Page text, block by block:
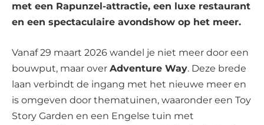
met een Rapunzel-attractie, een luxe restaurant
en een spectaculaire avondshow op het meer.
Vanaf 29 maart 2026 wandel je niet meer door een
bouwput, maar over Adventure Way. Deze brede
laan verbindt de ingang met het nieuwe meer en
is omgeven door thematuinen, waaronder een Toy
Story Garden en een Engelse tuin met